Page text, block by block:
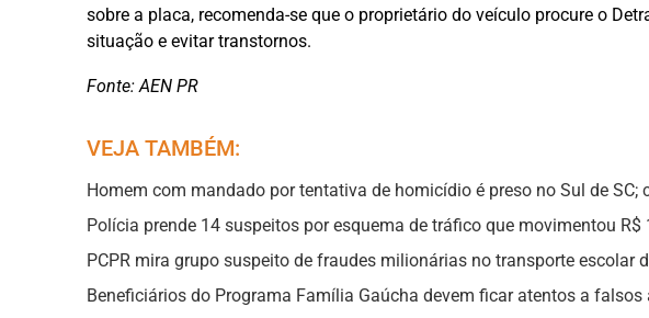
sobre a placa, recomenda-se que o proprietário do veículo procure o
situação e evitar transtornos.
Fonte: AEN PR
VEJA TAMBÉM:
Homem com mandado por tentativa de homicídio é preso no Sul de SC;
Polícia prende 14 suspeitos por esquema de tráfico que movimentou R$
PCPR mira grupo suspeito de fraudes milionárias no transporte escolar
Beneficiários do Programa Família Gaúcha devem ficar atentos a falsos